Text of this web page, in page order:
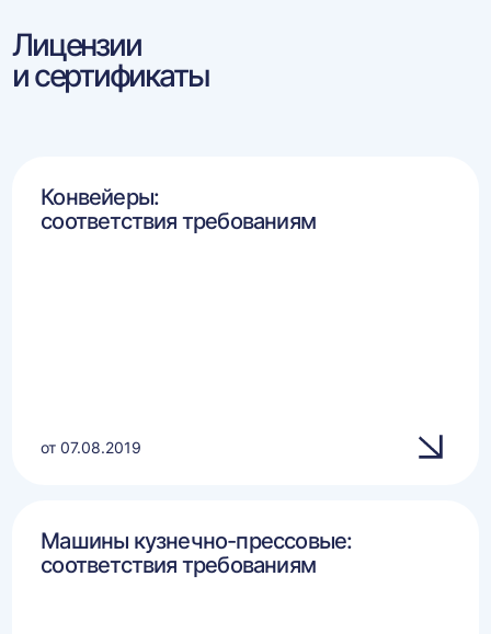
Лицензии
и сертификаты
Конвейеры:
соответствия требованиям
от 07.08.2019
Машины кузнечно-прессовые:
соответствия требованиям